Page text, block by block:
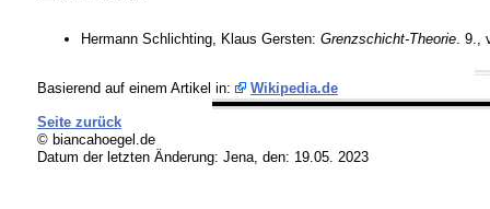
Hermann Schlichting, Klaus Gersten: Grenzschicht-Theorie. 9.,
Basierend auf einem Artikel in: Wikipedia.de
Seite zurück
© biancahoegel.de
Datum der letzten Änderung: Jena, den: 19.05. 2023